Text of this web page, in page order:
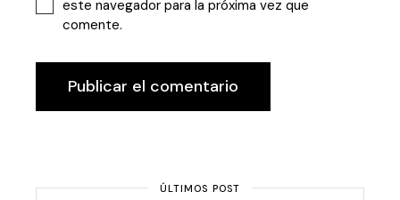
este navegador para la próxima vez que
comente.
Publicar el comentario
ÚLTIMOS POST